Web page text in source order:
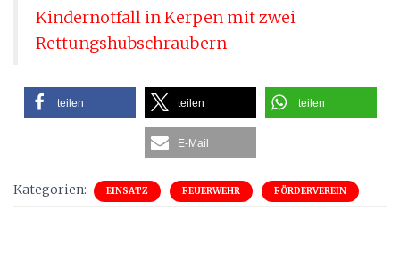
Kindernotfall in Kerpen mit zwei
Rettungshubschraubern
teilen teilen teilen
E-Mail
Kategorien: EINSATZ FEUERWEHR FÖRDERVEREIN